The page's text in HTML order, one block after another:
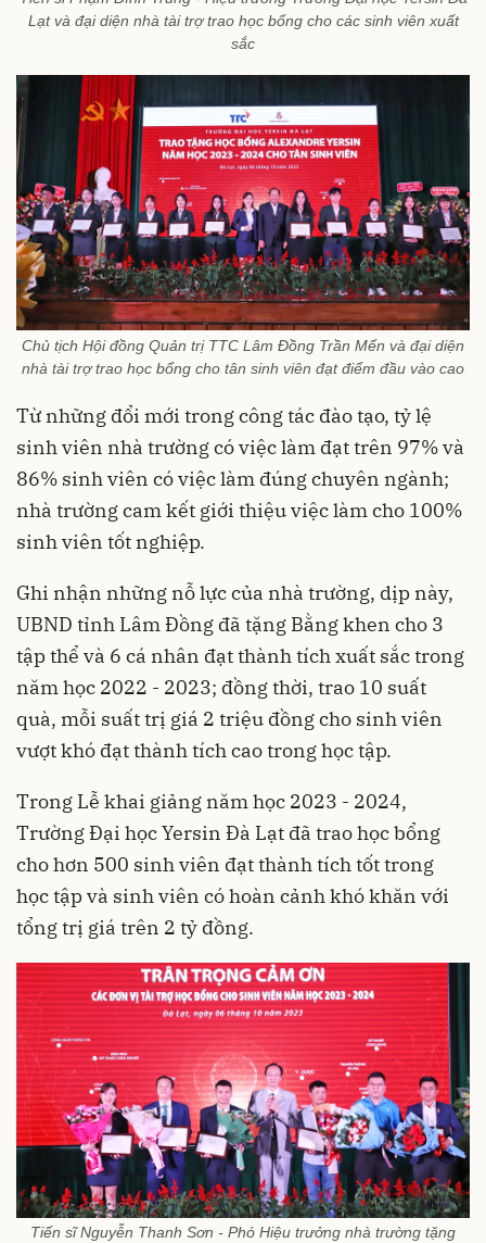
Lạt và đại diện nhà tài trợ trao học bổng cho các sinh viên xuất
sắc
Chủ tịch Hội đồng Quản trị TTC Lâm Đồng Trần Mến và đại diện
nhà tài trợ trao học bổng cho tân sinh viên đạt điểm đầu vào cao
Từ những đổi mới trong công tác đào tạo, tỷ lệ
sinh viên nhà trường có việc làm đạt trên 97% và
86% sinh viên có việc làm đúng chuyên ngành;
nhà trường cam kết giới thiệu việc làm cho 100%
sinh viên tốt nghiệp.
Ghi nhận những nỗ lực của nhà trường, dịp này,
UBND tỉnh Lâm Đồng đã tặng Bằng khen cho 3
tập thể và 6 cá nhân đạt thành tích xuất sắc trong
năm học 2022 - 2023; đồng thời, trao 10 suất
quà, mỗi suất trị giá 2 triệu đồng cho sinh viên
vượt khó đạt thành tích cao trong học tập.
Trong Lễ khai giảng năm học 2023 - 2024,
Trường Đại học Yersin Đà Lạt đã trao học bổng
cho hơn 500 sinh viên đạt thành tích tốt trong
học tập và sinh viên có hoàn cảnh khó khăn với
tổng trị giá trên 2 tỷ đồng.
Tiến sĩ Nguyễn Thanh Sơn - Phó Hiệu trưởng nhà trường tặng